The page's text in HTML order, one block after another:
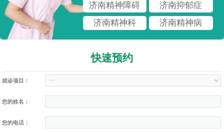
济南精神障碍
济南抑郁症
济南精神科
济南精神病
快速预约
就诊项目：
您的姓名：
您的电话：